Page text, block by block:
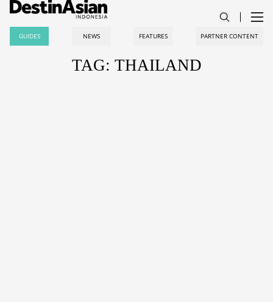
GUIDES NEWS FEATURES PARTNER CONTENT
TAG: THAILAND